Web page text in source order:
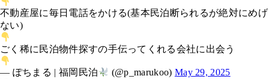
不動産屋に毎日電話をかける(基本民泊断られるが絶対にめげ
ない)
ごく稀に民泊物件探すの手伝ってくれる会社に出会う
— ぽちまる | 福岡民泊 (@p_marukoo) May 29, 2025